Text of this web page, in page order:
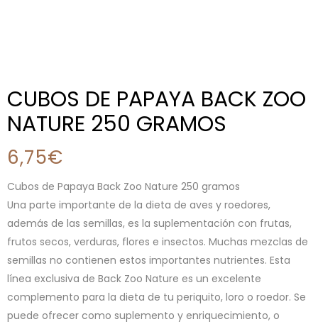
CUBOS DE PAPAYA BACK ZOO
NATURE 250 GRAMOS
6,75€
Cubos de Papaya Back Zoo Nature 250 gramos
Una parte importante de la dieta de aves y roedores,
además de las semillas, es la suplementación con frutas,
frutos secos, verduras, flores e insectos. Muchas mezclas de
semillas no contienen estos importantes nutrientes. Esta
línea exclusiva de Back Zoo Nature es un excelente
complemento para la dieta de tu periquito, loro o roedor. Se
puede ofrecer como suplemento y enriquecimiento, o